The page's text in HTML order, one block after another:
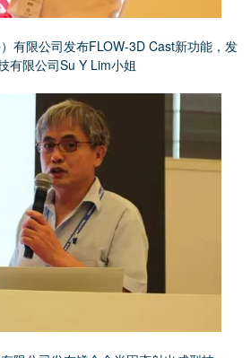
限公司发布FLOW-3D Cast新功能，发
有限公司Su Y Lim小姐